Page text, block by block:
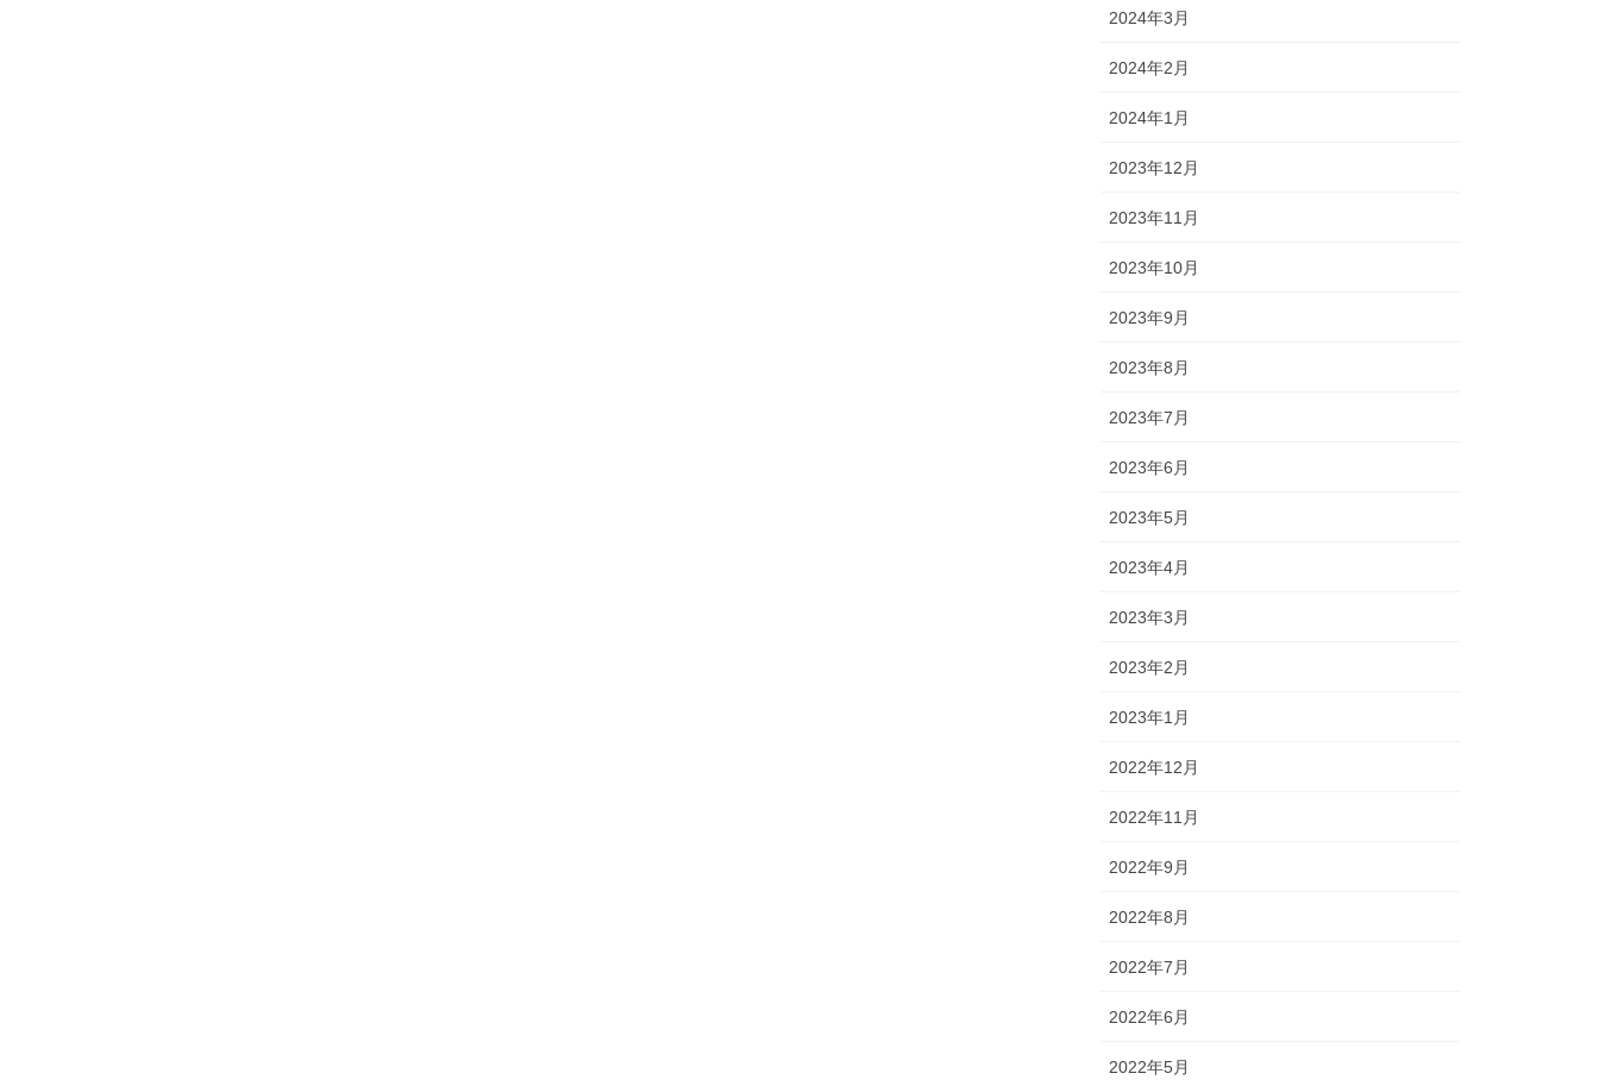
2024年3月
2024年2月
2024年1月
2023年12月
2023年11月
2023年10月
2023年9月
2023年8月
2023年7月
2023年6月
2023年5月
2023年4月
2023年3月
2023年2月
2023年1月
2022年12月
2022年11月
2022年9月
2022年8月
2022年7月
2022年6月
2022年5月